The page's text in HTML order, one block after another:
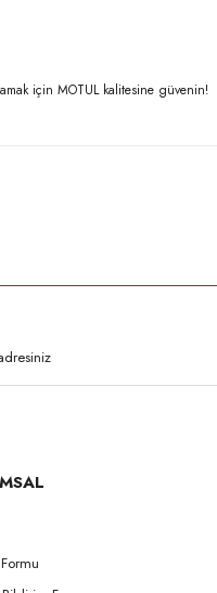
için MOTUL kalitesine güvenin!